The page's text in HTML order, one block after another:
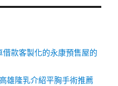
款客製化的永康預售屋的
雄隆乳介紹平胸手術推薦